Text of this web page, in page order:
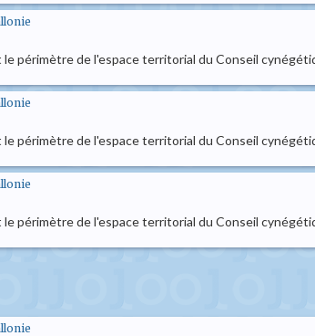
périmètre de l'espace territorial du Conseil
périmètre de l'espace territorial du Conseil
périmètre de l'espace territorial du Conseil